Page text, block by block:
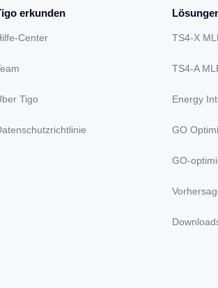
erkunden
Center
Tigo
TS4-X
TS4-A
Energy
GO
GO-